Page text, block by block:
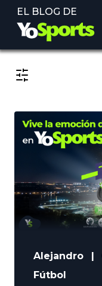
EL BLOG DE
Alejandro |
Fútbol